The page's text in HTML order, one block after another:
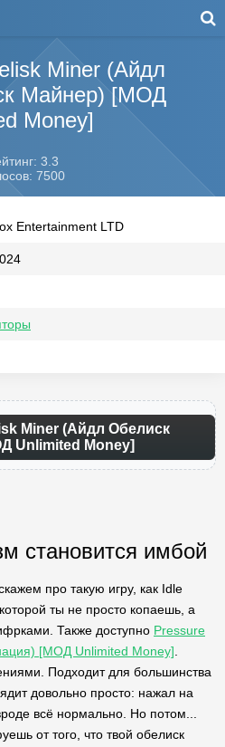
Miner (Айдл
Майнер) [МОД
Money]
3.3
7500
Entertainment LTD
Miner (Айдл Обелиск
Unlimited Money]
становится имбой
про такую игру, как Idle
ты не просто копаешь, а
Также доступно Pressure
[МОД Unlimited Money]
Подходит для большинства
довольно просто: нажал на
всё нормально. Но потом...
от того, что твой обелиск